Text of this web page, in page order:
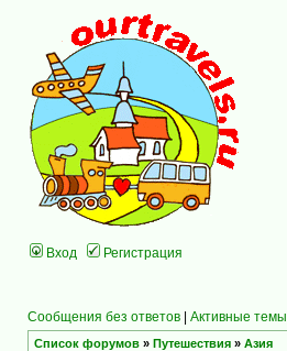
Вход Регистрация
Сообщения без ответов | Активные темы
Список форумов » Путешествия » Азия